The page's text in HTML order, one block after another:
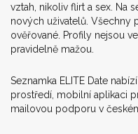
vztah, nikoliv flirt a sex. Na
nových uživatelů. Všechny
ověřované. Profily nejsou
pravidelně mažou.
Seznamka ELITE Date
prostředí, mobilní aplikaci
mailovou podporu v